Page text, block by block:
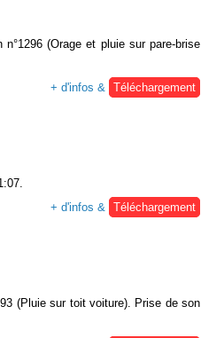
(Orage et pluie sur pare-brise
+ d'infos & Téléchargement
+ d'infos &
Téléchargement
(Pluie sur toit voiture). Prise de son